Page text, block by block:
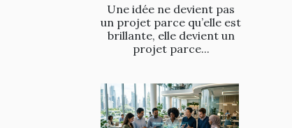
Une idée ne devient pas
un projet parce qu’elle est
brillante, elle devient un
projet parce...